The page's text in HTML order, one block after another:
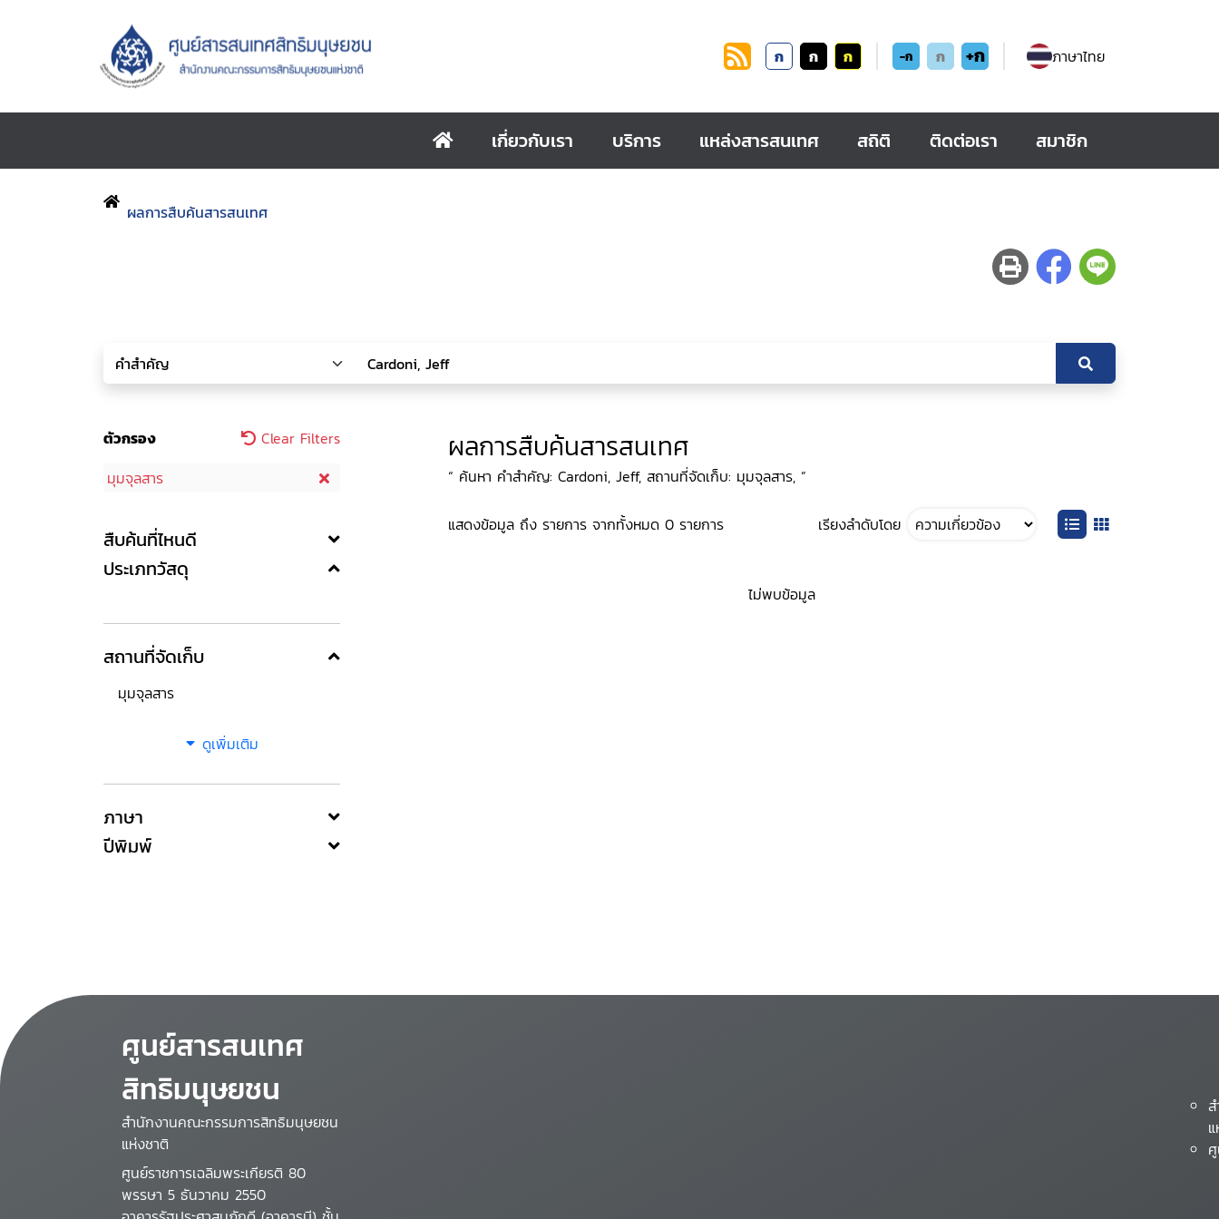
ก ก ก -ก ก +ก ภาษาไทย
เกี่ยวกับเรา บริการ แหล่งสารสนเทศ สถิติ ติดต่อเรา สมาชิก
ผลการสืบค้นสารสนเทศ
ตัวกรอง
Clear Filters
มุมจุลสาร
สืบค้นที่ไหนดี
ประเภทวัสดุ
สถานที่จัดเก็บ
มุมจุลสาร
ดูเพิ่มเติม
ภาษา
ปีพิมพ์
ผลการสืบค้นสารสนเทศ
“ ค้นหา คำสำคัญ: Cardoni, Jeff, สถานที่จัดเก็บ: มุมจุลสาร, ”
แสดงข้อมูล ถึง รายการ จากทั้งหมด 0 รายการ เรียงลำดับโดย
ไม่พบข้อมูล
ศูนย์สารสนเทศ
สิทธิมนุษยชน
สำนักงานคณะกรรมการสิทธิมนุษยชน
แห่งชาติ
ศูนย์ราชการเฉลิมพระเกียรติ 80
พรรษา 5 ธันวาคม 2550